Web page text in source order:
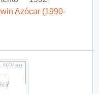
Azócar (1990-